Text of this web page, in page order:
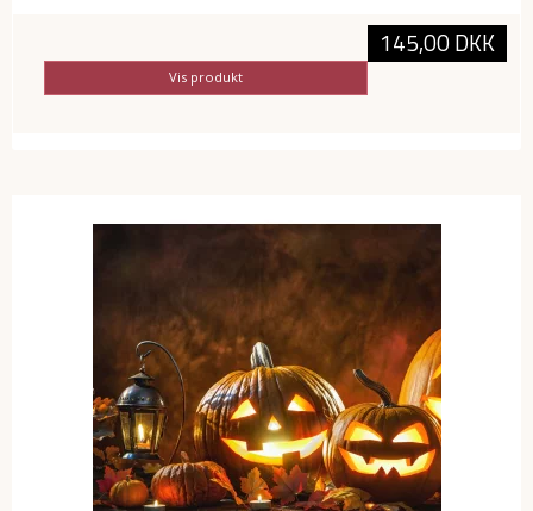
145,00 DKK
Vis produkt